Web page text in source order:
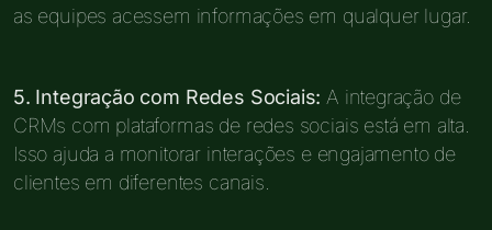
as equipes acessem informações em qualquer lugar.
5. Integração com Redes Sociais: A integração de
CRMs com plataformas de redes sociais está em alta.
Isso ajuda a monitorar interações e engajamento de
clientes em diferentes canais.